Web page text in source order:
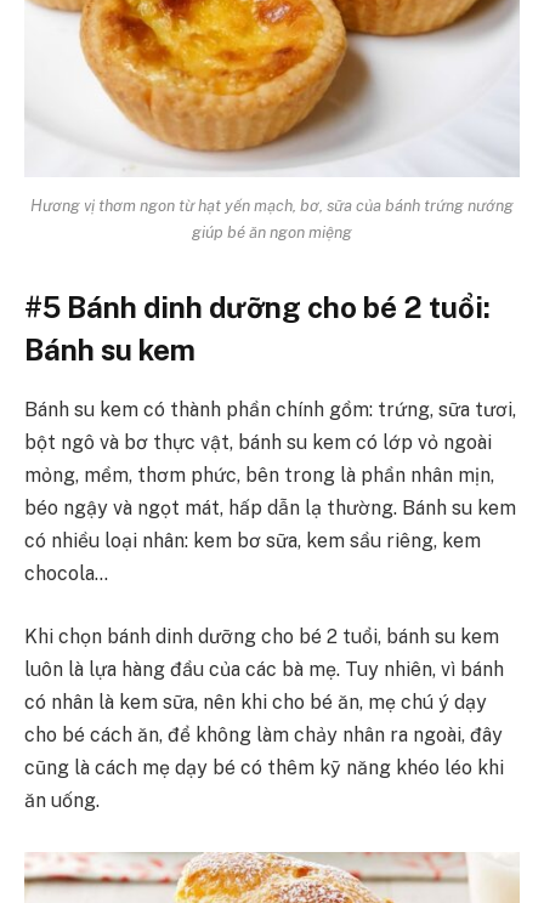
Hương vị thơm ngon từ hạt yến mạch, bơ, sữa của bánh trứng nướng
giúp bé ăn ngon miệng
#5 Bánh dinh dưỡng cho bé 2 tuổi:
Bánh su kem
Bánh su kem có thành phần chính gồm: trứng, sữa tươi,
bột ngô và bơ thực vật, bánh su kem có lớp vỏ ngoài
mỏng, mềm, thơm phức, bên trong là phần nhân mịn,
béo ngậy và ngọt mát, hấp dẫn lạ thường. Bánh su kem
có nhiều loại nhân: kem bơ sữa, kem sầu riêng, kem
chocola…
Khi chọn bánh dinh dưỡng cho bé 2 tuổi, bánh su kem
luôn là lựa hàng đầu của các bà mẹ. Tuy nhiên, vì bánh
có nhân là kem sữa, nên khi cho bé ăn, mẹ chú ý dạy
cho bé cách ăn, để không làm chảy nhân ra ngoài, đây
cũng là cách mẹ dạy bé có thêm kỹ năng khéo léo khi
ăn uống.